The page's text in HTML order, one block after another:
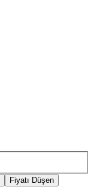
Fiyatı Düşen